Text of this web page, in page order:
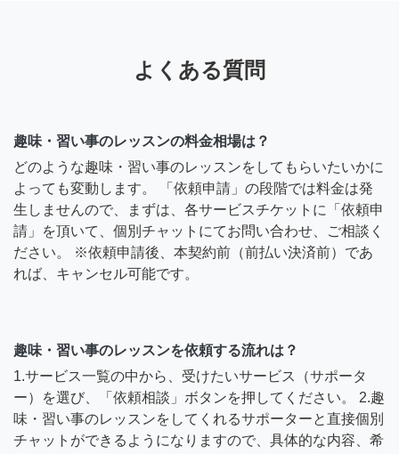
よくある質問
趣味・習い事のレッスンの料金相場は？
どのような趣味・習い事のレッスンをしてもらいたいかに
よっても変動します。 「依頼申請」の段階では料金は発
生しませんので、まずは、各サービスチケットに「依頼申
請」を頂いて、個別チャットにてお問い合わせ、ご相談く
ださい。 ※依頼申請後、本契約前（前払い決済前）であ
れば、キャンセル可能です。
趣味・習い事のレッスンを依頼する流れは？
1.サービス一覧の中から、受けたいサービス（サポータ
ー）を選び、「依頼相談」ボタンを押してください。 2.趣
味・習い事のレッスンをしてくれるサポーターと直接個別
チャットができるようになりますので、具体的な内容、希